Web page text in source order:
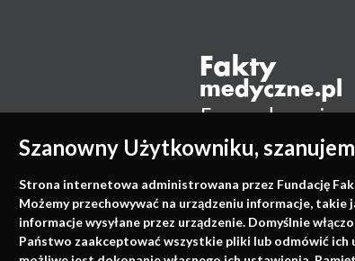
Szanowny Użytkowniku,
Strona internetowa administrowana przez Fundację
Możemy przechowywać na urządzeniu informacje,
informacje wysyłane przez urządzenie. Domyślnie
Państwo zaakceptować wszystkie pliki lub odmówić ich